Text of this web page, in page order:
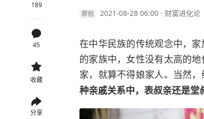
189
45
收藏
分享
原创 2021-08-28 06:00 · 财富进化论
在中华民族的传统观念中，
的家族中，女性没有太高的
家，就算不得娘家人。当然
种亲戚关系中，表叔亲还是堂